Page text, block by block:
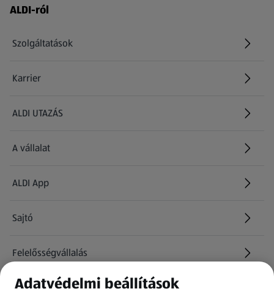
Láblécmenü - további linkek
ALDI-ról
Szolgáltatások
Karrier
(új oldalon nyílik meg)
ALDI UTAZÁS
(új oldalon nyílik meg)
A vállalat
ALDI App
Sajtó
Felelősségvállalás
Információk
Adatvédelmi beállítások